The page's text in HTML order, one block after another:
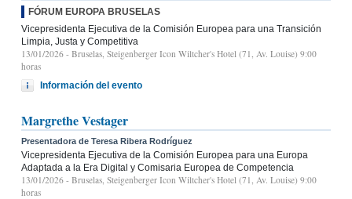
FÓRUM EUROPA BRUSELAS
Vicepresidenta Ejecutiva de la Comisión Europea para una Transición
Limpia, Justa y Competitiva
13/01/2026 - Bruselas, Steigenberger Icon Wiltcher's Hotel (71, Av. Louise) 9:00
horas
Información del evento
Margrethe Vestager
Presentadora de Teresa Ribera Rodríguez
Vicepresidenta Ejecutiva de la Comisión Europea para una Europa
Adaptada a la Era Digital y Comisaria Europea de Competencia
13/01/2026 - Bruselas, Steigenberger Icon Wiltcher's Hotel (71, Av. Louise) 9:00
horas